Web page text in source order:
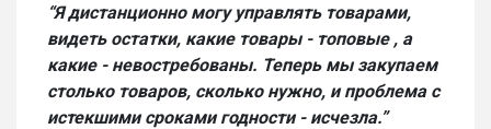
“Я дистанционно могу управлять товарами,
видеть остатки, какие товары - топовые , а
какие - невостребованы. Теперь мы закупаем
столько товаров, сколько нужно, и проблема с
истекшими сроками годности - исчезла.”